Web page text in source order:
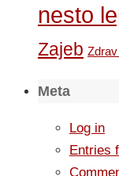
nesto
Zajeb
Meta
Log in
Entries